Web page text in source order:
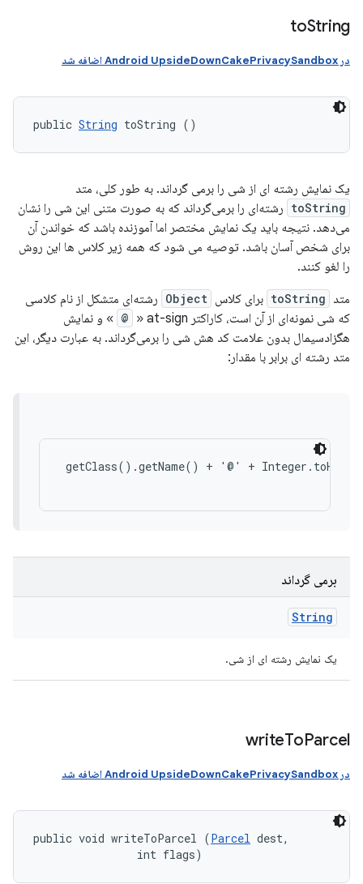
toString
در Android UpsideDownCakePrivacySandbox اضافه شد
public String toString ()
یک نمایش رشته ای از شی را برمی گرداند. به طور کلی، متد
toString رشته‌ای را برمی‌گرداند که به صورت متنی این شی را نشان
می‌دهد. نتیجه باید یک نمایش مختصر اما آموزنده باشد که خواندن آن
برای شخص آسان باشد. توصیه می شود که همه زیر کلاس ها این روش
را لغو کنند.
متد toString برای کلاس Object رشته‌ای متشکل از نام کلاسی
که شی نمونه‌ای از آن است، کاراکتر at-sign «
@ » و نمایش
هگزادسیمال بدون علامت کد هش شی را برمی‌گرداند. به عبارت دیگر، این
متد رشته ای برابر با مقدار:
getClass().getName() + '@' +
برمی گرداند
String
یک نمایش رشته ای از شی.
writeToParcel
در Android UpsideDownCakePrivacySandbox اضافه شد
public void writeToParcel (Parcel dest,
                int flags)